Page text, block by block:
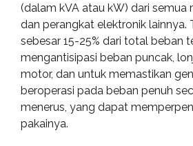
(dalam kVA atau kW) dari semua
dan perangkat elektronik lainnya.
sebesar 15-25% dari total beban
mengantisipasi beban puncak,
motor, dan untuk memastikan
beroperasi pada beban penuh
menerus, yang dapat
pakainya.